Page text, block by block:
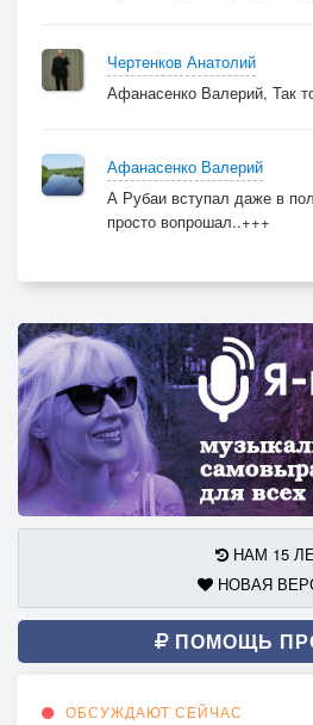
Чертенков Анатолий
Афанасенко Валерий, Так
Афанасенко Валерий
А Рубаи вступал даже в
просто вопрошал..+++
НАМ 15
НОВАЯ
ПОМОЩЬ
ОБСУЖДАЮТ СЕЙЧАС